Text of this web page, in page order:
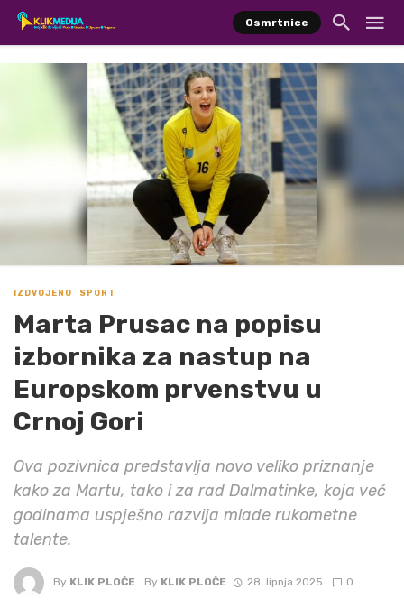
Osmrtnice
IZDVOJENO SPORT
Marta Prusac na popisu
izbornika za nastup na
Europskom prvenstvu u
Crnoj Gori
Ova pozivnica predstavlja novo veliko priznanje
kako za Martu, tako i za rad Dalmatinke, koja već
godinama uspješno razvija mlade rukometne
talente.
By KLIK PLOČE By KLIK PLOČE 28. lipnja 2025. 0